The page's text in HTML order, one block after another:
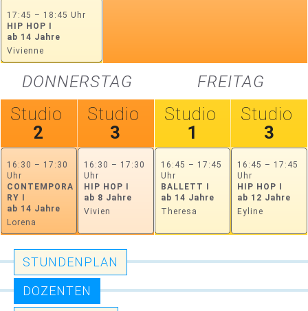
17:45 – 18:45 Uhr
HIP HOP I
ab 14 Jahre
Vivienne
DONNERSTAG
Studio
2
16:30 – 17:30
Uhr
CONTEMPORA
RY I
ab 14 Jahre
Lorena
Studio
3
16:30 – 17:30
Uhr
HIP HOP I
ab 8 Jahre
Vivien
FREITAG
Studio
1
16:45 – 17:45
Uhr
BALLETT I
ab 14 Jahre
Theresa
Studio
3
16:45 – 17:45
Uhr
HIP HOP I
ab 12 Jahre
Eyline
STUNDENPLAN
DOZENTEN